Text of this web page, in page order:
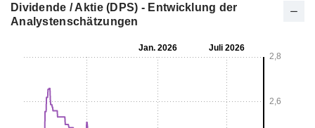
Dividende / Aktie (DPS) - Entwicklung der
Analystenschätzungen